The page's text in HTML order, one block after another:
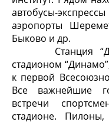
автобусы-
аэропорты
Быково и др.
Станция
стадионом
к первой
Все важнейшие
встречи
стадионе.